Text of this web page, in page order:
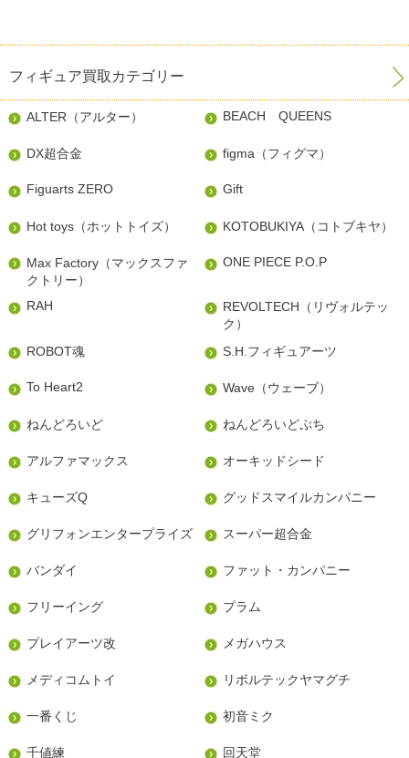
フィギュア買取カテゴリー
ALTER（アルター） BEACH QUEENS
DX超合金 figma（フィグマ）
Figuarts ZERO Gift
Hot toys（ホットトイズ） KOTOBUKIYA（コトブキヤ）
Max Factory（マックスファ
クトリー）
ONE PIECE P.O.P
RAH
REVOLTECH（リヴォルテッ
ク）
ROBOT魂
S.H.フィギュアーツ
To Heart2 Wave（ウェーブ）
ねんどろいど ねんどろいどぷち
アルファマックス オーキッドシード
キューズQ グッドスマイルカンパニー
グリフォンエンタープライズ スーパー超合金
バンダイ ファット・カンパニー
フリーイング プラム
プレイアーツ改 メガハウス
メディコムトイ リボルテックヤマグチ
一番くじ 初音ミク
千値練 回天堂